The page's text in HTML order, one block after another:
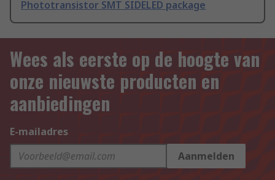
Phototransistor SMT SIDELED package
Wees als eerste op de hoogte van
onze nieuwste producten en
aanbiedingen
E-mailadres
Aanmelden